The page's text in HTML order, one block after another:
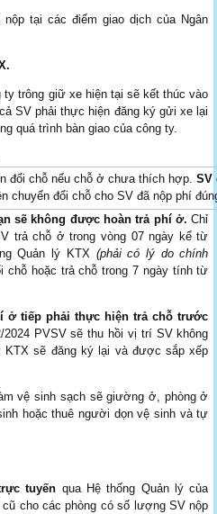
tại các điểm giao dịch của Ngân
trông giữ xe hiện tại sẽ kết thúc vào
SV phải thực hiện đăng ký gửi xe lại
quá trình bàn giao của công ty.
đổi chỗ nếu chỗ ở chưa thích hợp.SV
chuyển đổi chỗ cho SV đã nộp phí
sẽ không được hoàn trả phí ở. Chỉ
trả chỗ ở trong vòng 07 ngày kể từ
Quản lý KTX (phải có lý do chính
chỗ hoặc trả chỗ trong 7 ngày tính từ
ở tiếp phải thực hiện trả chỗ trước
2024 PVSV sẽ thu hồi vị trí SV không
sẽ đăng ký lại và được sắp xếp
sinh sạch sẽ giường ở, phòng ở
hoặc thuê người dọn vệ sinh và tự
tuyến qua Hệ thống Quản lý của
cho các phòng có số lượng SV nộp